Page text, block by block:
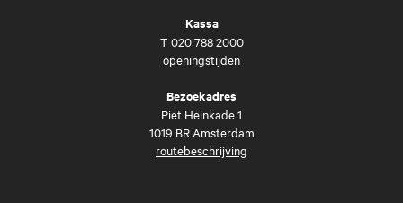
Kassa
T 020 788 2000
openingstijden
Bezoekadres
Piet Heinkade 1
1019 BR Amsterdam
routebeschrijving